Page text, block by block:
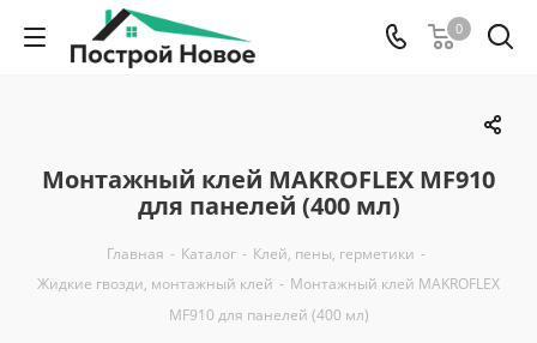
0
Монтажный клей MAKROFLEX MF910
для панелей (400 мл)
Главная - Каталог - Клей, пены, герметики -
Жидкие гвозди, монтажный клей - Монтажный клей MAKROFLEX
MF910 для панелей (400 мл)